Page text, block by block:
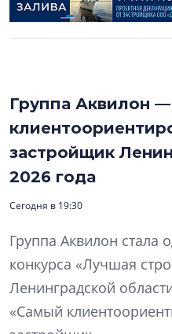
Группа Аквилон
застройщик
2026 года
Сегодня в 19:30
Группа Аквилон стала
конкурса «Лучшая
Ленинградской
«Самый